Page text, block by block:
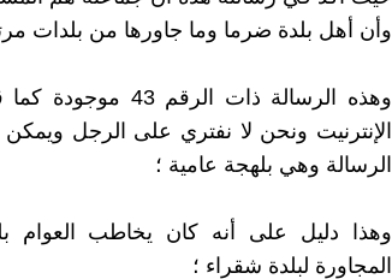
وأن أهل بلدة ضرما وما جاورها من بلدات
وهذه الرسالة ذات
الإنترنيت ونحن لا نفتري على الرجل ويمكن
الرسالة وهي بلهجة عامية ؛
وهذا دليل على أنه كان يخاطب العوام
المجاورة لبلدة شقراء ؛